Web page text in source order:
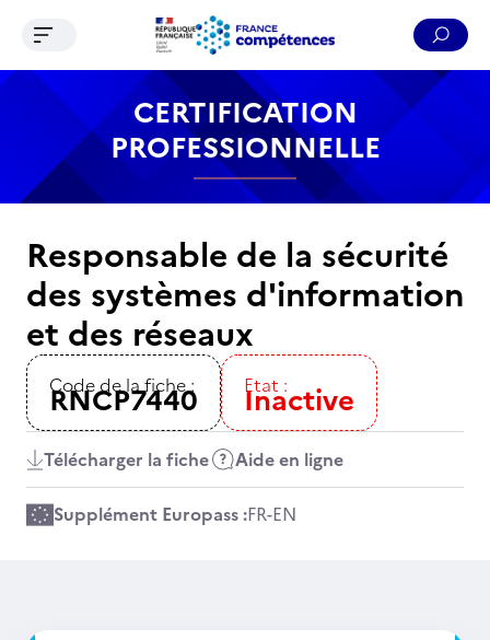
Contenu Recherche Menu Pied de page
Ouvrir le menu de navigation
CERTIFICATION
PROFESSIONNELLE
Responsable de la sécurité
des systèmes d'information
et des réseaux
Code de la fiche :
RNCP7440 Etat :
Inactive
Télécharger la fiche Aide en ligne
Supplément Europass :FR-EN